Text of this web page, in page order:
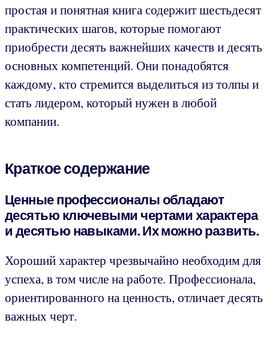
простая и понятная книга содержит шестьдесят
практических шагов, которые помогают
приобрести десять важнейших качеств и десять
основных компетенций. Они понадобятся
каждому, кто стремится выделиться из толпы и
стать лидером, который нужен в любой
компании.
Краткое содержание
Ценные профессионалы обладают
десятью ключевыми чертами характера
и десятью навыками. Их можно развить.
Хороший характер чрезвычайно необходим для
успеха, в том числе на работе. Профессионала,
ориентированного на ценность, отличает десять
важных черт.